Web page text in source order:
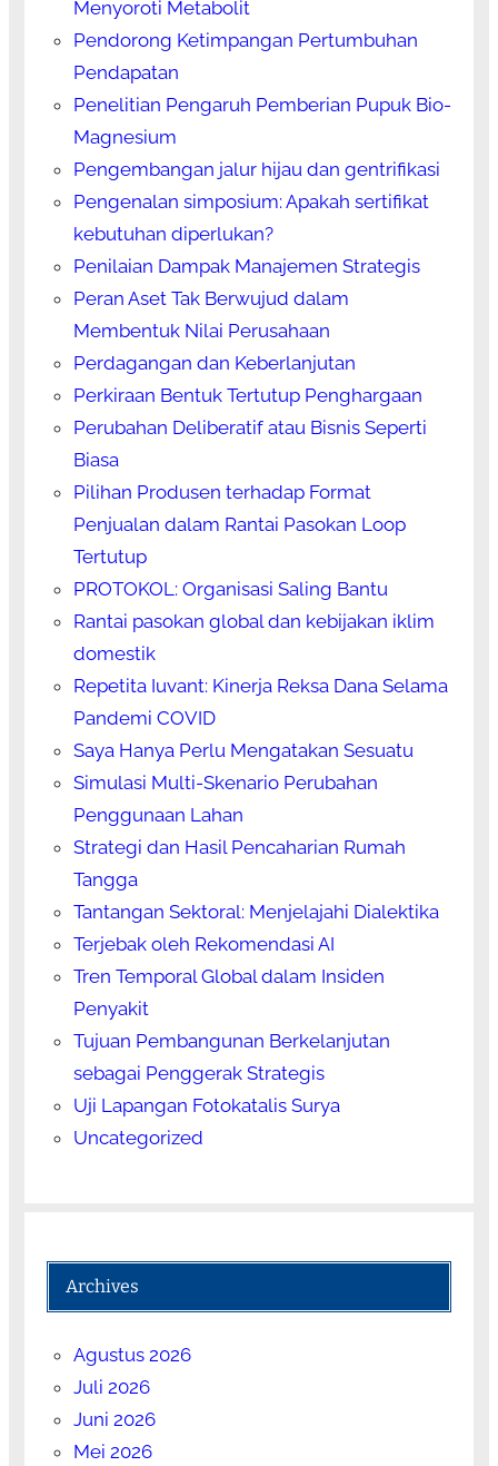
Menyoroti Metabolit
Pendorong Ketimpangan Pertumbuhan
Pendapatan
Penelitian Pengaruh Pemberian Pupuk Bio-
Magnesium
Pengembangan jalur hijau dan gentrifikasi
Pengenalan simposium: Apakah sertifikat
kebutuhan diperlukan?
Penilaian Dampak Manajemen Strategis
Peran Aset Tak Berwujud dalam
Membentuk Nilai Perusahaan
Perdagangan dan Keberlanjutan
Perkiraan Bentuk Tertutup Penghargaan
Perubahan Deliberatif atau Bisnis Seperti
Biasa
Pilihan Produsen terhadap Format
Penjualan dalam Rantai Pasokan Loop
Tertutup
PROTOKOL: Organisasi Saling Bantu
Rantai pasokan global dan kebijakan iklim
domestik
Repetita Iuvant: Kinerja Reksa Dana Selama
Pandemi COVID
Saya Hanya Perlu Mengatakan Sesuatu
Simulasi Multi-Skenario Perubahan
Penggunaan Lahan
Strategi dan Hasil Pencaharian Rumah
Tangga
Tantangan Sektoral: Menjelajahi Dialektika
Terjebak oleh Rekomendasi AI
Tren Temporal Global dalam Insiden
Penyakit
Tujuan Pembangunan Berkelanjutan
sebagai Penggerak Strategis
Uji Lapangan Fotokatalis Surya
Uncategorized
Archives
Agustus 2026
Juli 2026
Juni 2026
Mei 2026